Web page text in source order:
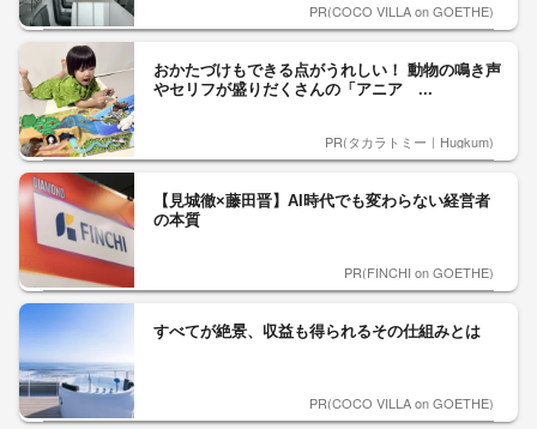
PR(COCO VILLA on GOETHE)
おかたづけもできる点がうれしい！ 動物の鳴き声
やセリフが盛りだくさんの「アニア ...
PR(タカラトミー｜Hugkum)
【見城徹×藤田晋】AI時代でも変わらない経営者
の本質
PR(FINCHI on GOETHE)
すべてが絶景、収益も得られるその仕組みとは
PR(COCO VILLA on GOETHE)